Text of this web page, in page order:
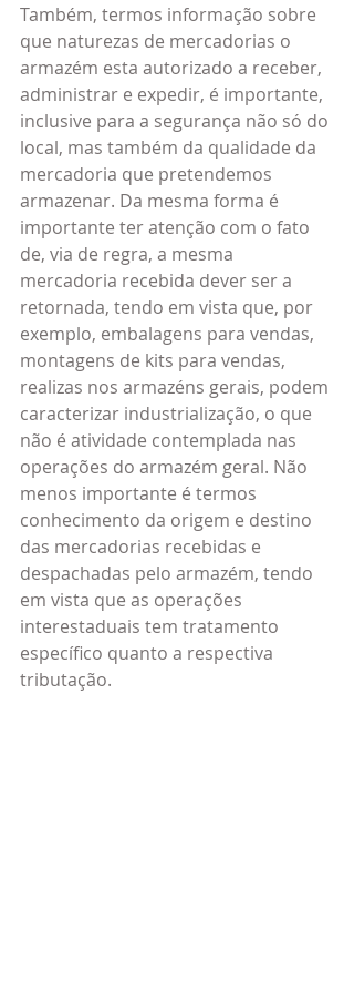
Também, termos informação sobre
que naturezas de mercadorias o
armazém esta autorizado a receber,
administrar e expedir, é importante,
inclusive para a segurança não só do
local, mas também da qualidade da
mercadoria que pretendemos
armazenar. Da mesma forma é
importante ter atenção com o fato
de, via de regra, a mesma
mercadoria recebida dever ser a
retornada, tendo em vista que, por
exemplo, embalagens para vendas,
montagens de kits para vendas,
realizas nos armazéns gerais, podem
caracterizar industrialização, o que
não é atividade contemplada nas
operações do armazém geral. Não
menos importante é termos
conhecimento da origem e destino
das mercadorias recebidas e
despachadas pelo armazém, tendo
em vista que as operações
interestaduais tem tratamento
específico quanto a respectiva
tributação.